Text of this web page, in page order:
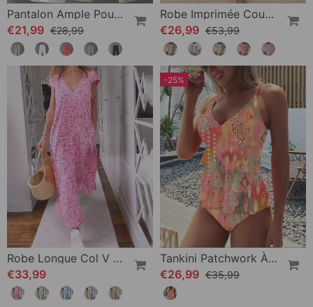
Pantalon Ample Pour Femme
€21,99 €28,99
Robe Imprimée Coupe Slim
€26,99 €53,99
Robe Longue Col V En Imprimé À Manches Courtes
€33,99
-25%
Tankini Patchwork À Volants Et Bretelles Imprimées
€26,99 €35,99